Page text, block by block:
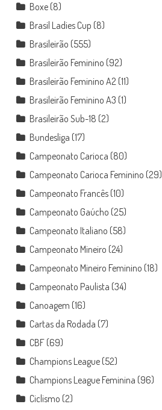
Boxe(8)
Brasil Ladies Cup (8)
Brasileirão (555)
Brasileirão Feminino (92)
Brasileirão Feminino A2(11)
Brasileirão Feminino A3 (1)
Brasileirão Sub-18 (2)
Bundesliga (17)
Campeonato Carioca (80)
Campeonato Carioca Feminino (29)
Campeonato Francês(10)
Campeonato Gaúcho (25)
Campeonato Italiano (58)
Campeonato Mineiro (24)
Campeonato Mineiro Feminino (18)
Campeonato Paulista (34)
Canoagem (16)
Cartas da Rodada (7)
CBF(69)
Champions League(52)
Champions League Feminina (96)
Ciclismo (2)